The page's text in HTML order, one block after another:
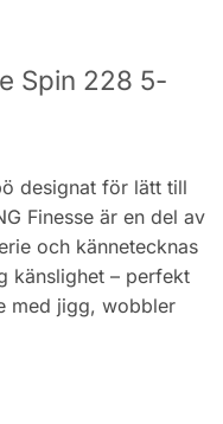
Spin 228 5-
designat för lätt till
Finesse är en del av
och kännetecknas
känslighet – perfekt
med jigg, wobbler